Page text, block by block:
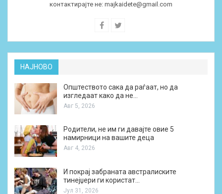
контактирајте не: majkaidete@gmail.com
НАЈНОВО
Општеството сака да раѓаат, но да
изгледаат како да не…
Авг 5, 2026
Родители, не им ги давајте овие 5
намирници на вашите деца
Авг 4, 2026
И покрај забраната австралиските
тинејџери ги користат…
Јул 31, 2026